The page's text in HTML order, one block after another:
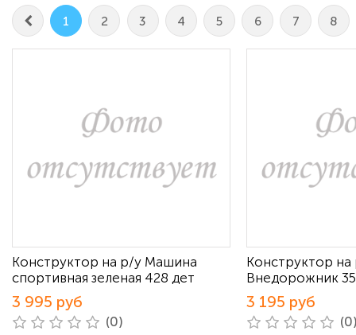
1 2 3 4 5 6 7 8
Конструктор на р/у Машина
спортивная зеленая 428 дет
3 995 руб
(0)
Конструктор на
Внедорожник
3 195 руб